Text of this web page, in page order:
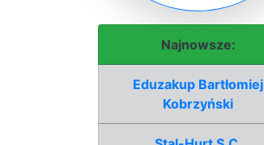
Najnowsze:
Eduzakup Bartłomiej
Kobrzyński